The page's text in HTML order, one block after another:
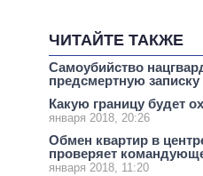
ЧИТАЙТЕ ТАКЖЕ
Самоубийство
предсмертную записку
Какую границу будет
января 2018, 20:26
Обмен квартир в
проверяет
января 2018, 11:20